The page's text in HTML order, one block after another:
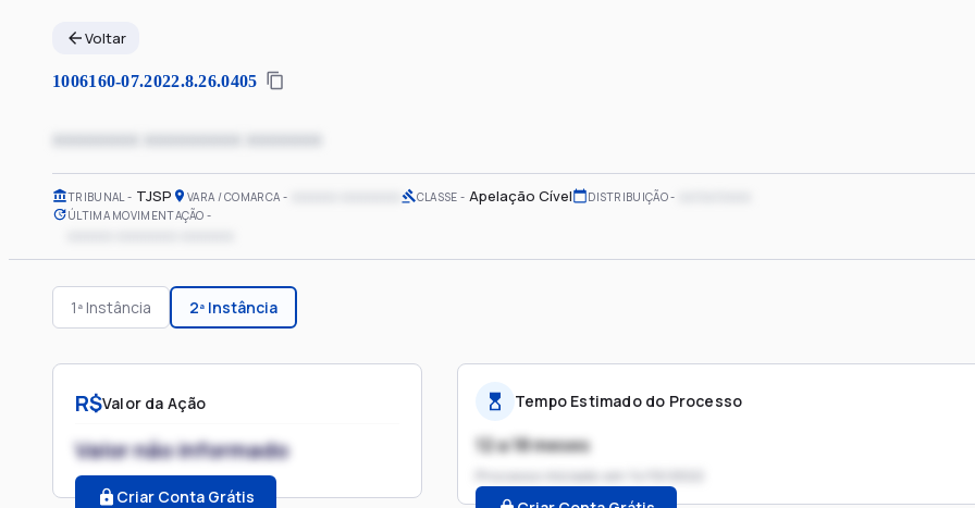
Voltar
1006160-07.2022.8.26.0405
xxxxxxxx xxxxxxxxx xxxxxxx
TRIBUNAL TJSP VARA / COMARCA CLASSE Apelação Cível DISTRIBUIÇÃO
ÚLTIMA MOVIMENTAÇÃO
1ª Instância 2ª Instância
R$Valor da Ação
Valor não informado
Criar Conta Grátis
Tempo Estimado do Processo
12 a 18 meses
Processo iniciado em